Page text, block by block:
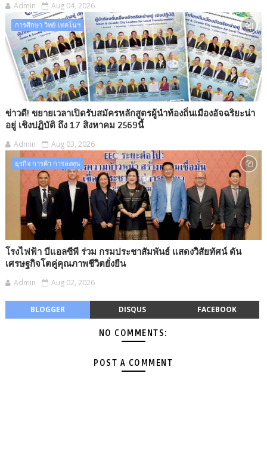
Admin Aug 04, 2026
การศึกษา วิทย์-เทคโนฯ
ข่าวดี! ขยายเวลาเปิดรับสมัครหลักสูตรผู้นำท้องถิ่นเมืองอัจฉริยะน่า
อยู่ เชิงปฏิบัติ ถึง 17 สิงหาคม 2569นี้
Admin Aug 03, 2026
ธุรกิจ การค้า การลงทุน​
โรงไฟฟ้า บีแอลซีพี ร่วม กรมประชาสัมพันธ์ แสดงวิสัยทัศน์ ดัน
เศรษฐกิจโตคู่คุณภาพชีวิตยั่งยืน
Admin Aug 02, 2026
BLOGGER DISQUS FACEBOOK
NO COMMENTS:
POST A COMMENT